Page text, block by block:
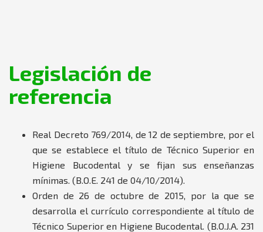
Legislación de
referencia
Real Decreto 769/2014, de 12 de septiembre, por el
que se establece el título de Técnico Superior en
Higiene Bucodental y se fijan sus enseñanzas
mínimas. (B.O.E. 241 de 04/10/2014).
Orden de 26 de octubre de 2015, por la que se
desarrolla el currículo correspondiente al título de
Técnico Superior en Higiene Bucodental. (B.O.J.A. 231